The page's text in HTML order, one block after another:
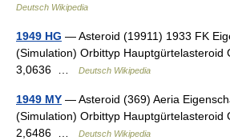
Deutsch Wikipedia
1949 HG — Asteroid (19911) 1933 FK
(Simulation) Orbittyp Hauptgürtelasteroid
3,0636 …
Deutsch Wikipedia
1949 MY — Asteroid (369) Aeria
(Simulation) Orbittyp Hauptgürtelasteroid
2,6486 …
Deutsch Wikipedia